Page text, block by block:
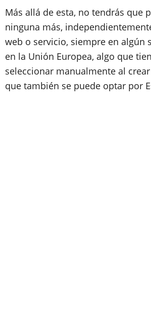
Más allá de esta, no tendrás que
ninguna más,
web o servicio, siempre en algún
en la Unión Europea, algo que
seleccionar manualmente al
que también se puede optar por